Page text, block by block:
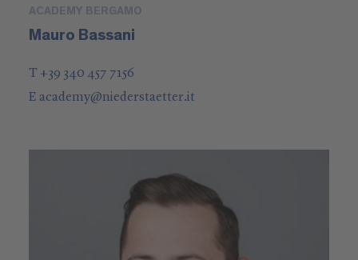
ACADEMY BERGAMO
Mauro Bassani
T +39 340 457 7156
E academy@niederstaetter.it